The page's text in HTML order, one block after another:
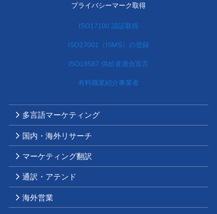
プライバシーマーク取得
ISO17100 認証取得
ISO27001（ISMS）の登録
ISO18587 供給者適合宣言
有料職業紹介事業者
多言語マーケティング
国内・海外リサーチ
マーケティング翻訳
通訳・アテンド
海外営業